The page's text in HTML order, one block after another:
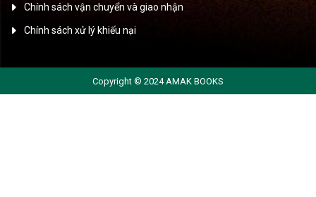
Chính sách vận chuyển và giao nhận
Chính sách xử lý khiếu nại
Copyright © 2024 AMAK BOOKS